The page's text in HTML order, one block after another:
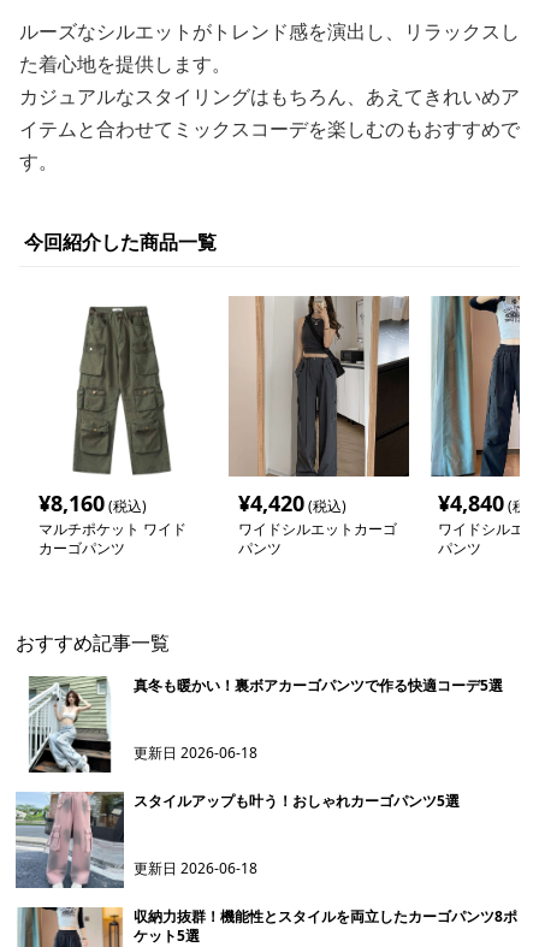
ルーズなシルエットがトレンド感を演出し、リラックスし
た着心地を提供します。
カジュアルなスタイリングはもちろん、あえてきれいめア
イテムと合わせてミックスコーデを楽しむのもおすすめで
す。
今回紹介した商品一覧
¥8,160(税込)
マルチポケット ワイド
カーゴパンツ
¥4,420(税込)
ワイドシルエットカーゴ
パンツ
¥4,840(税
ワイドシルエ
パンツ
おすすめ記事一覧
真冬も暖かい！裏ボアカーゴパンツで作る快適コーデ5選
更新日2026-06-18
スタイルアップも叶う！おしゃれカーゴパンツ5選
更新日2026-06-18
収納力抜群！機能性とスタイルを両立したカーゴパンツ8ポ
ケット5選